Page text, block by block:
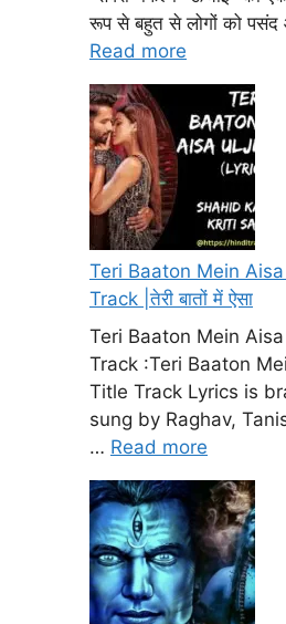
रूप से बहुत से लोगों को
Read more
Teri Baaton Mein
Track |तेरी बातों में ऐसा
Teri Baaton Mein
Track :Teri Baaton
Title Track Lyrics is
sung by Raghav,
… Read more